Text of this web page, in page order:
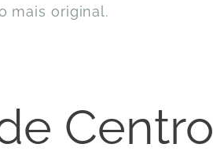
mais original.
Centro